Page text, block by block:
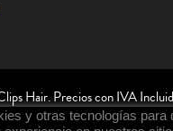
y otras tecnologías para
Hair. Precios con IVA